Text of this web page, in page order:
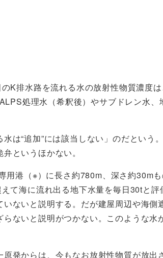
K排水路を流れる水の放射性物質濃度
処理水（希釈後）やサブドレン水
は“追加”には該当しない」のだという
というほかない。
港（※）に長さ約780m、深さ約30mも
て海に流れ出る地下水量を毎日30tと評
ないと説明する。だが建屋周辺や海
ないと説明がつかない。このような
発からは、今もなお放射性物質が放出